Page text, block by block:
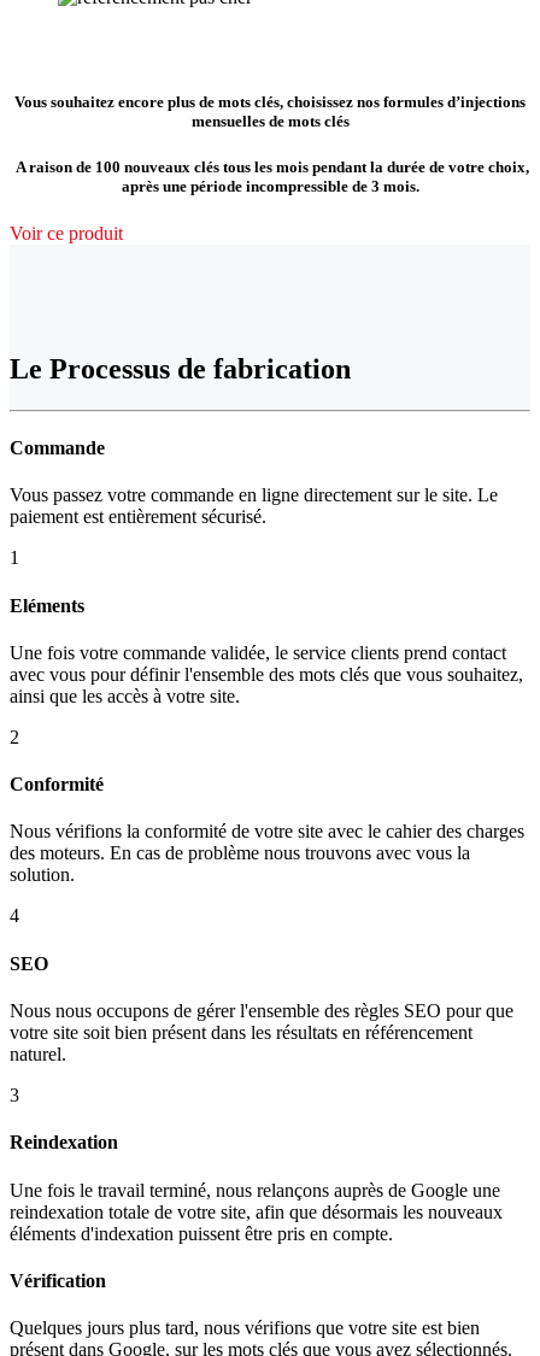
Vous souhaitez encore plus de mots clés, choisissez nos formules d’injections
mensuelles de mots clés
A raison de 100 nouveaux clés tous les mois pendant la durée de votre choix,
après une période incompressible de 3 mois.
Voir ce produit
Le Processus de fabrication
Commande
Vous passez votre commande en ligne directement sur le site. Le
paiement est entièrement sécurisé.
1
Eléments
Une fois votre commande validée, le service clients prend contact
avec vous pour définir l'ensemble des mots clés que vous souhaitez,
ainsi que les accès à votre site.
2
Conformité
Nous vérifions la conformité de votre site avec le cahier des charges
des moteurs. En cas de problème nous trouvons avec vous la
solution.
4
SEO
Nous nous occupons de gérer l'ensemble des règles SEO pour que
votre site soit bien présent dans les résultats en référencement
naturel.
3
Reindexation
Une fois le travail terminé, nous relançons auprès de Google une
reindexation totale de votre site, afin que désormais les nouveaux
éléments d'indexation puissent être pris en compte.
Vérification
Quelques jours plus tard, nous vérifions que votre site est bien
présent dans Google, sur les mots clés que vous avez sélectionnés.